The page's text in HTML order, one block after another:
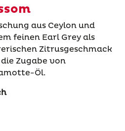
aus Ceylon und
feinen Earl Grey als
Zitrusgeschmack
Zugabe von
Öl.